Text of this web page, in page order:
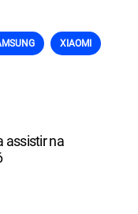
XIAOMI
assistir na